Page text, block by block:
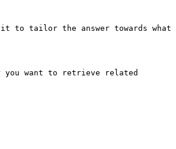
to tailor the answer towards what
you want to retrieve related